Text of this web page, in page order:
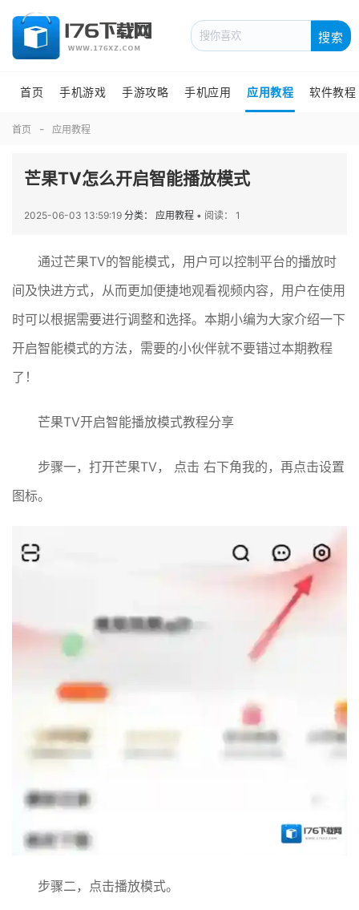
搜索
首页 手机游戏 手游攻略 手机应用 应用教程 软件教程
首页 应用教程
芒果TV怎么开启智能播放模式
2025-06-03 13:59:19 分类： 应用教程 • 阅读： 1
通过芒果TV的智能模式，用户可以控制平台的播放时
间及快进方式，从而更加便捷地观看视频内容，用户在使用
时可以根据需要进行调整和选择。本期小编为大家介绍一下
开启智能模式的方法，需要的小伙伴就不要错过本期教程
了！
芒果TV开启智能播放模式教程分享
步骤一，打开芒果TV， 点击 右下角我的，再点击设置
图标。
步骤二，点击播放模式。